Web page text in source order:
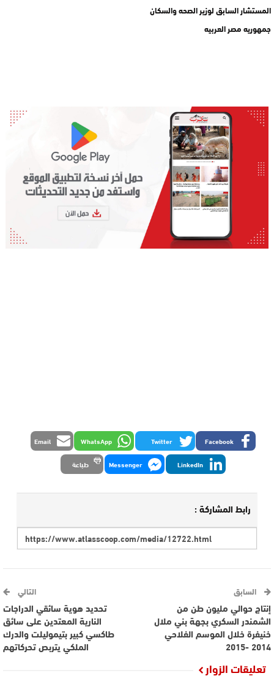
المستشار السابق لوزير الصحه والسكان
جمهوريه مصر العربيه
Facebook
Twitter
WhatsApp
Email
LinkedIn
Messenger طباعة
رابط المشاركة :
السابق
إنتاج حوالي مليون طن من
الشمندر السكري بجهة بني ملال
خنيفرة خلال الموسم الفلاحي
2014 -2015
التالي
تحديد هوية سائقي الدراجات
النارية المعتدين على سائق
طاكسي كبير بتيموليلت والدرك
الملكي يتربص تحركاتهم
تعليقات الزوار